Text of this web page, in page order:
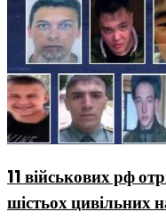
11 військових рф
шістьох цивільних